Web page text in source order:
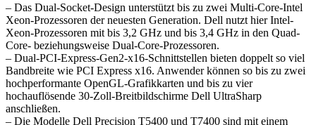
– Das Dual-Socket-Design unterstützt bis zu zwei Multi-Core-Intel
Xeon-Prozessoren der neuesten Generation. Dell nutzt hier Intel-
Xeon-Prozessoren mit bis 3,2 GHz und bis 3,4 GHz in den Quad-
Core- beziehungsweise Dual-Core-Prozessoren.
– Dual-PCI-Express-Gen2-x16-Schnittstellen bieten doppelt so viel
Bandbreite wie PCI Express x16. Anwender können so bis zu zwei
hochperformante OpenGL-Grafikkarten und bis zu vier
hochauflösende 30-Zoll-Breitbildschirme Dell UltraSharp
anschließen.
– Die Modelle Dell Precision T5400 und T7400 sind mit einem